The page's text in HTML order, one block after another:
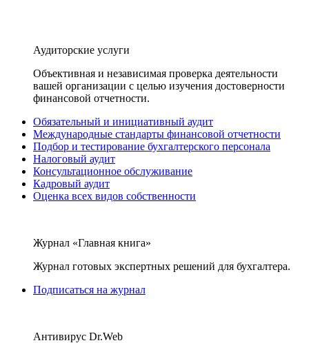
Аудиторские услуги
Объективная и независимая проверка деятельности
вашей организации с целью изучения достоверности
финансовой отчетности.
Обязательный и инициативный аудит
Международные стандарты финансовой отчетности
Подбор и тестирование бухгалтерского персонала
Налоговый аудит
Консультационное обслуживание
Кадровый аудит
Оценка всех видов собственности
Журнал «Главная книга»
Журнал готовых экспертных решений для бухгалтера.
Подписаться на журнал
Антивирус Dr.Web